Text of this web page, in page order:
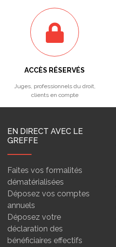
ACCÈS RÉSERVÉS
Juges, professionnels du droit,
clients en compte
EN DIRECT AVEC LE
GREFFE
Faites vos formalités
dématérialisées
Déposez vos comptes
annuels
Déposez votre
déclaration des
bénéficiaires effectifs